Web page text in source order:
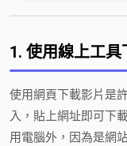
1. 使用線上工
使用網頁下載影片是
入，貼上網址即可下
用電腦外，因為是網